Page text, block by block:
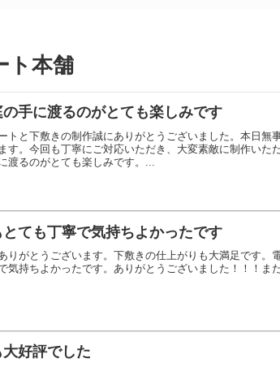
ト本舗
手に渡るのがとても楽しみです
トと下敷きの制作誠にありがとうございました。本日無
す。今回も丁寧にご対応いただき、大変素敵に制作いた
渡るのがとても楽しみです。...
ても丁寧で気持ちよかったです
りがとうございます。下敷きの仕上がりも大満足です。
気持ちよかったです。ありがとうございました！！！ま
好評でした